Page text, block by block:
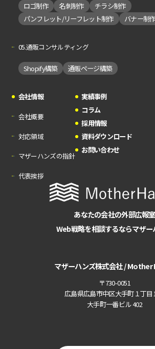
あなたの会社の外部広報室
Web戦略を相談するならマザー
マザーハンズ株式会社 / Mother
〒730-0051
広島県広島市中区大手町１丁目
大手町一番ビル 402
ロゴ制作 名刺制作
チラシ制作
パンフレット/リーフレット制作
バナー制作
05.通販コンサルティング
Shopify構築 通販ページ構築
会社情報
会社概要
対応領域
マザーハンズの指針
代表挨拶
実績事例
コラム
採用情報
資料ダウンロード
お問い合わせ